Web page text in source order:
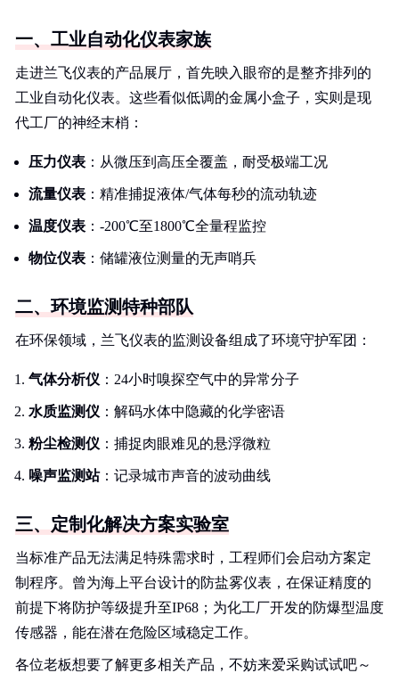
一、工业自动化仪表家族
走进兰飞仪表的产品展厅，首先映入眼帘的是整齐排列的
工业自动化仪表。这些看似低调的金属小盒子，实则是现
代工厂的神经末梢：
压力仪表 ：从微压到高压全覆盖，耐受极端工况
流量仪表 ：精准捕捉液体/气体每秒的流动轨迹
温度仪表 ：-200℃至1800℃全量程监控
物位仪表 ：储罐液位测量的无声哨兵
二、环境监测特种部队
在环保领域，兰飞仪表的监测设备组成了环境守护军团：
气体分析仪 ：24小时嗅探空气中的异常分子
水质监测仪 ：解码水体中隐藏的化学密语
粉尘检测仪 ：捕捉肉眼难见的悬浮微粒
噪声监测站：记录城市声音的波动曲线
三、定制化解决方案实验室
当标准产品无法满足特殊需求时，工程师们会启动方案定
制程序。曾为海上平台设计的防盐雾仪表，在保证精度的
前提下将防护等级提升至IP68；为化工厂开发的防爆型温度
传感器，能在潜在危险区域稳定工作。
各位老板想要了解更多相关产品，不妨来爱采购试试吧～